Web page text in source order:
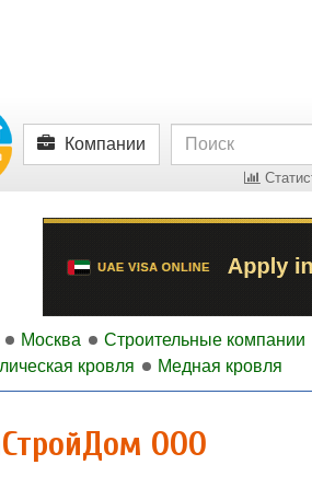
Компании
Москва Строительные компании
кровля
Медная кровля
ООО